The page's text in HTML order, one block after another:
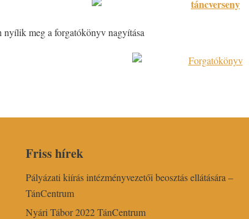
meg a forgatókönyv nagyítása
Friss hírek
Pályázati kiírás intézményvezetői beosztás ellátására –
TánCentrum
Nyári Tábor 2022 TánCentrum